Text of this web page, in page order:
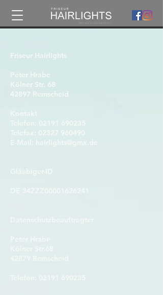
Friseur Hairlights
Peter Hrabe
Kölner Str. 68
42897 Remscheid
Kontakt
Telefon: 02191 690235
Telefax: 02327 960490
E-Mail: hairlights@gmx.de
Gläubiger-ID
DE 34ZZZ00001626241